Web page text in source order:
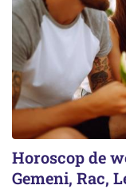
Horoscop de
Gemeni, Rac,